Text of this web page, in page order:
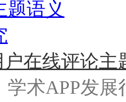
户在线评论
学术APP发